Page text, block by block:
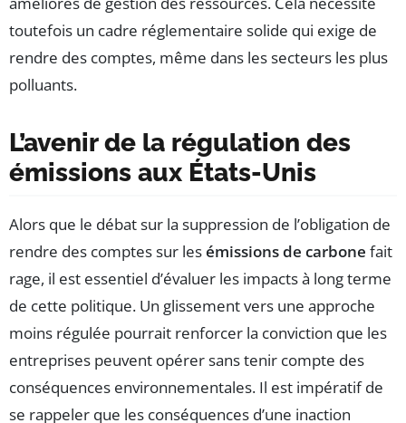
toutefois un cadre réglementaire solide qui exige de
rendre des comptes, même dans les secteurs les plus
polluants.
L’avenir de la régulation des
émissions aux États-Unis
Alors que le débat sur la suppression de l’obligation de
rendre des comptes sur lesémissions de carbone fait
rage, il est essentiel d’évaluer les impacts à long terme
de cette politique. Un glissement vers une approche
moins régulée pourrait renforcer la conviction que les
entreprises peuvent opérer sans tenir compte des
conséquences environnementales. Il est impératif de
se rappeler que les conséquences d’une inaction